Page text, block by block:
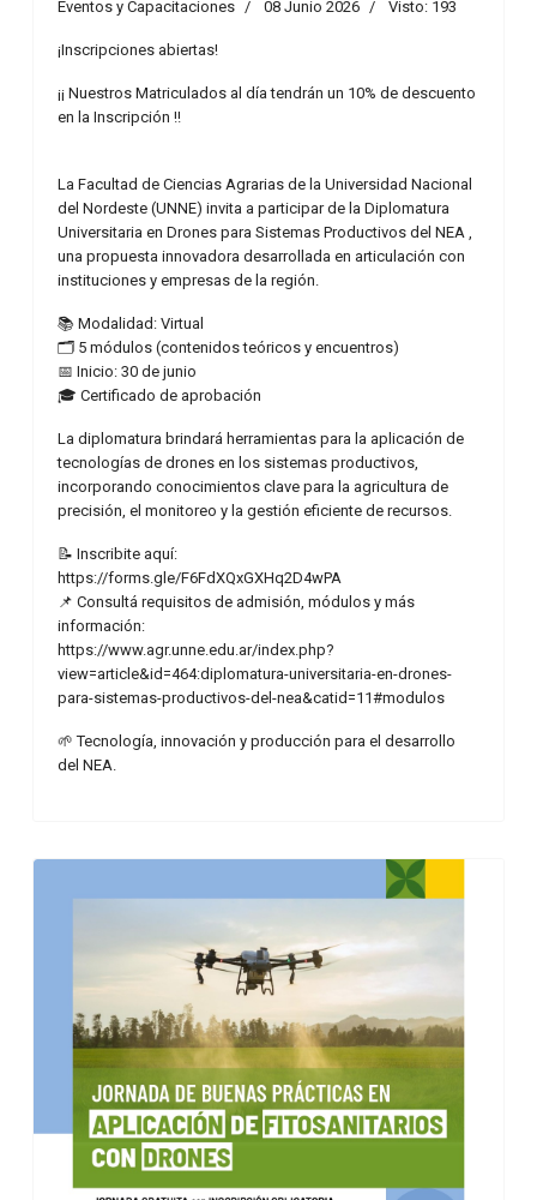
Eventos y Capacitaciones 08 Junio 2026 Visto: 193
¡Inscripciones abiertas!
¡¡ Nuestros Matriculados al día tendrán un 10% de descuento
en la Inscripción !!
La Facultad de Ciencias Agrarias de la Universidad Nacional
del Nordeste (UNNE) invita a participar de la Diplomatura
Universitaria en Drones para Sistemas Productivos del NEA ,
una propuesta innovadora desarrollada en articulación con
instituciones y empresas de la región.
📚 Modalidad: Virtual
🗂️ 5 módulos (contenidos teóricos y encuentros)
📅 Inicio: 30 de junio
🎓 Certificado de aprobación
La diplomatura brindará herramientas para la aplicación de
tecnologías de drones en los sistemas productivos,
incorporando conocimientos clave para la agricultura de
precisión, el monitoreo y la gestión eficiente de recursos.
📝 Inscribite aquí:
https://forms.gle/F6FdXQxGXHq2D4wPA
📌 Consultá requisitos de admisión, módulos y más
información:
https://www.agr.unne.edu.ar/index.php?
view=article&id=464:diplomatura-universitaria-en-drones-
para-sistemas-productivos-del-nea&catid=11#modulos
🌱 Tecnología, innovación y producción para el desarrollo
del NEA.